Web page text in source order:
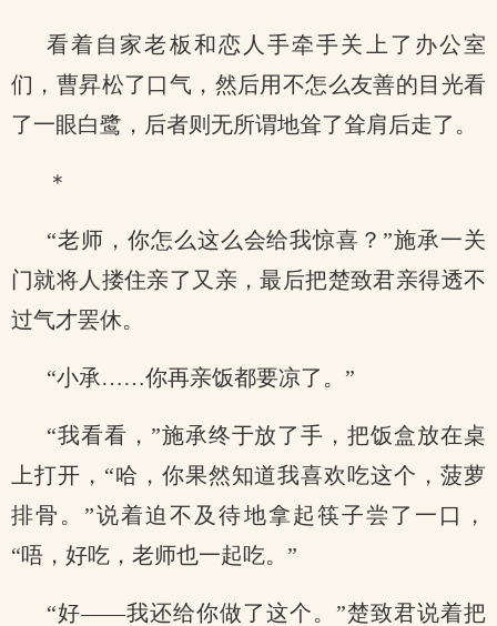
看着自家老板和恋人手牵手关上了办公室
们，曹昇松了口气，然后用不怎么友善的目光看
了一眼白鹭，后者则无所谓地耸了耸肩后走了。
＊
“老师，你怎么这么会给我惊喜？”施承一关
门就将人搂住亲了又亲，最后把楚致君亲得透不
过气才罢休。
“小承……你再亲饭都要凉了。”
“我看看，”施承终于放了手，把饭盒放在桌
上打开，“哈，你果然知道我喜欢吃这个，菠萝
排骨。”说着迫不及待地拿起筷子尝了一口，
“唔，好吃，老师也一起吃。”
“好——我还给你做了这个。”楚致君说着把